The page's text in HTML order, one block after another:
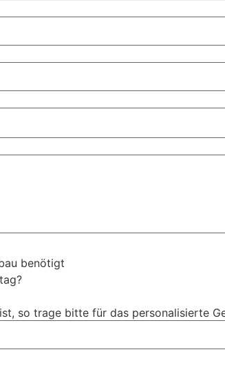
benötigt
so trage bitte für das personalisierte